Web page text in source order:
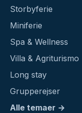
Storbyferie
Miniferie
Spa & Wellness
Villa & Agriturismo
Long stay
Grupperejser
Alle temaer →